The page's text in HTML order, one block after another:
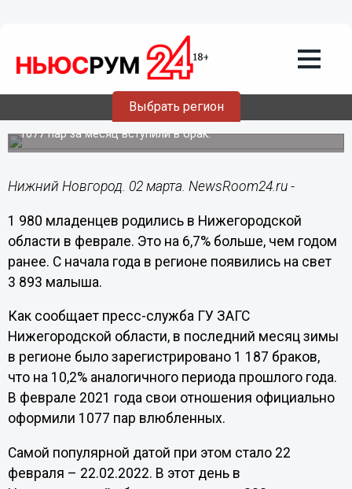
Выбрать регион
02.03.202217:33
1 980 младенцев родились в
Нижегородской области в феврале
1077 пар за месяц вступили в брак.
Нижний Новгород. 02 марта. NewsRoom24.ru -
1 980 младенцев родились в Нижегородской
области в феврале. Это на 6,7% больше, чем годом
ранее. С начала года в регионе появились на свет
3 893 малыша.
Как сообщает пресс-служба ГУ ЗАГС
Нижегородской области, в последний месяц зимы
в регионе было зарегистрировано 1 187 браков,
что на 10,2% аналогичного периода прошлого года.
В феврале 2021 года свои отношения официально
оформили 1077 пар влюбленных.
Самой популярной датой при этом стало 22
февраля – 22.02.2022. В этот день в